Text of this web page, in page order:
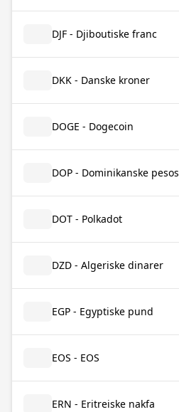
DJF - Djiboutiske franc
DKK - Danske kroner
DOGE - Dogecoin
DOP - Dominikanske pesos
DOT - Polkadot
DZD - Algeriske dinarer
EGP - Egyptiske pund
EOS - EOS
ERN - Eritreiske nakfa